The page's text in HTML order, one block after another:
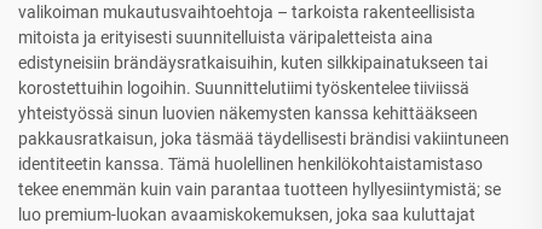
valikoiman mukautusvaihtoehtoja – tarkoista rakenteellisista
mitoista ja erityisesti suunnitelluista väripaletteista aina
edistyneisiin brändäysratkaisuihin, kuten silkkipainatukseen tai
korostettuihin logoihin. Suunnittelutiimi työskentelee tiiviissä
yhteistyössä sinun luovien näkemysten kanssa kehittääkseen
pakkausratkaisun, joka täsmää täydellisesti brändisi vakiintuneen
identiteetin kanssa. Tämä huolellinen henkilökohtaistamistaso
tekee enemmän kuin vain parantaa tuotteen hyllyesiintymistä; se
luo premium-luokan avaamiskokemuksen, joka saa kuluttajat